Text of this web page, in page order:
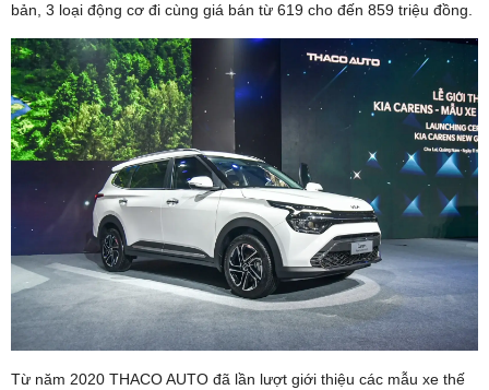
bản, 3 loại động cơ đi cùng giá bán từ 619 cho đến 859 triệu đồng.
Từ năm 2020 THACO AUTO đã lần lượt giới thiệu các mẫu xe thế